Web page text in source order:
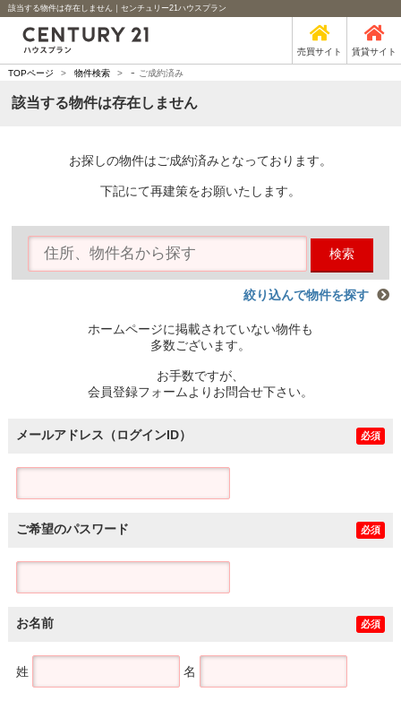
該当する物件は存在しません｜センチュリー21ハウスプラン
売買サイト 賃貸サイト
TOPページ > 物件検索 > - ご成約済み
該当する物件は存在しません
お探しの物件はご成約済みとなっております。
下記にて再建策をお願いたします。
検索
絞り込んで物件を探す
ホームページに掲載されていない物件も
多数ございます。
お手数ですが、
会員登録フォームよりお問合せ下さい。
メールアドレス（ログインID） 必須
ご希望のパスワード 必須
お名前 必須
姓 名